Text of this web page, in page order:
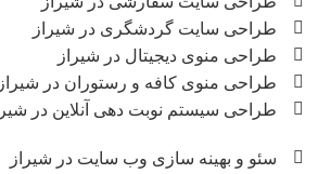
طراحی سایت گردشگری در شیراز
طراحی منوی دیجیتال در شیراز
طراحی منوی کافه و رستوران در شیراز
طراحی سیستم نوبت دهی آنلاین در
سئو و بهینه سازی وب سایت در شیراز